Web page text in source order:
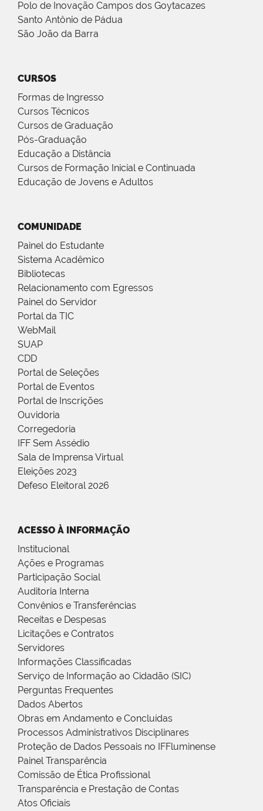
Polo de Inovação Campos dos Goytacazes
Santo Antônio de Pádua
São João da Barra
CURSOS
Formas de Ingresso
Cursos Técnicos
Cursos de Graduação
Pós-Graduação
Educação a Distância
Cursos de Formação Inicial e Continuada
Educação de Jovens e Adultos
COMUNIDADE
Painel do Estudante
Sistema Acadêmico
Bibliotecas
Relacionamento com Egressos
Painel do Servidor
Portal da TIC
WebMail
SUAP
CDD
Portal de Seleções
Portal de Eventos
Portal de Inscrições
Ouvidoria
Corregedoria
IFF Sem Assédio
Sala de Imprensa Virtual
Eleições 2023
Defeso Eleitoral 2026
ACESSO À INFORMAÇÃO
Institucional
Ações e Programas
Participação Social
Auditoria Interna
Convênios e Transferências
Receitas e Despesas
Licitações e Contratos
Servidores
Informações Classificadas
Serviço de Informação ao Cidadão (SIC)
Perguntas Frequentes
Dados Abertos
Obras em Andamento e Concluídas
Processos Administrativos Disciplinares
Proteção de Dados Pessoais no IFFluminense
Painel Transparência
Comissão de Ética Profissional
Transparência e Prestação de Contas
Atos Oficiais